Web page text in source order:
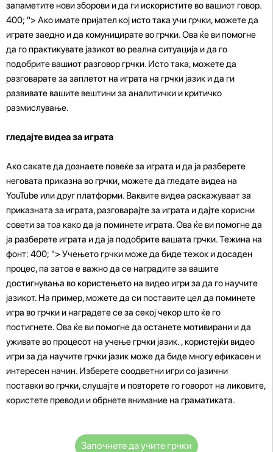
запаметите нови зборови и да ги искористите во вашиот говор.
400; "> Ако имате пријател кој исто така учи грчки, можете да
играте заедно и да комуницирате во грчки. Ова ќе ви помогне
да го практикувате јазикот во реална ситуација и да го
подобрите вашиот разговор грчки. Исто така, можете да
разговарате за заплетот на играта на грчки јазик и да ги
развивате вашите вештини за аналитички и критичко
размислување.
гледајте видеа за играта
Ако сакате да дознаете повеќе за играта и да ја разберете
неговата приказна во грчки, можете да гледате видеа на
YouTube или друг платформи. Ваквите видеа раскажуваат за
приказната за играта, разговарајте за играта и дајте корисни
совети за тоа како да ја поминете играта. Ова ќе ви помогне да
ја разберете играта и да ја подобрите вашата грчки. Тежина на
фонт: 400; "> Учењето грчки може да биде тежок и досаден
процес, па затоа е важно да се наградите за вашите
достигнувања во користењето на видео игри за да го научите
јазикот. На пример, можете да си поставите цел да поминете
игра во грчки и наградете се за секој чекор што ќе го
постигнете. Ова ќе ви помогне да останете мотивирани и да
уживате во процесот на учење грчки јазик. , користејќи видео
игри за да научите грчки јазик може да биде многу ефикасен и
интересен начин. Изберете соодветни игри со јазични
поставки во грчки, слушајте и повторете го говорот на ликовите,
користете преводи и обрнете внимание на граматиката.
Започнете да учите грчки